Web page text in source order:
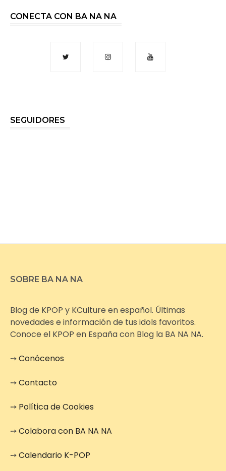
CONECTA CON BA NA NA
SEGUIDORES
SOBRE BA NA NA
Blog de KPOP y KCulture en español. Últimas
novedades e información de tus idols favoritos.
Conoce el KPOP en España con Blog la BA NA NA.
➙Conócenos
➙Contacto
➙ Política de Cookies
➙Colabora con BA NA NA
➙Calendario K-POP